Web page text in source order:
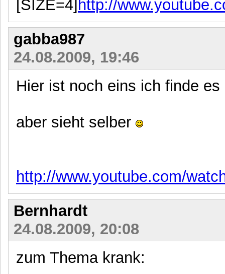
[SIZE=4] http://
gabba987
24.08.2009, 19:46
Hier ist noch eins ich finde
aber sieht selber
http://www.youtube.com/
Bernhardt
24.08.2009, 20:08
zum Thema krank: